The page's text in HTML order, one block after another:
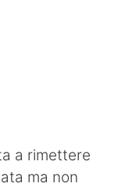
a rimettere
ma non